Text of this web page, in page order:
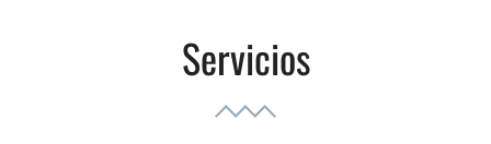
Servicios